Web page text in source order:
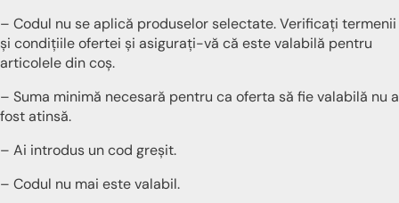
– Codul nu se aplică produselor selectate. Verificați termenii
și condițiile ofertei și asigurați-vă că este valabilă pentru
articolele din coș.
– Suma minimă necesară pentru ca oferta să fie valabilă nu a
fost atinsă.
– Ai introdus un cod greșit.
– Codul nu mai este valabil.